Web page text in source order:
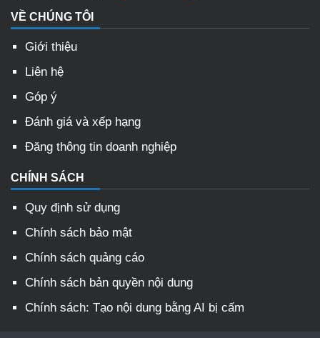
VỀ CHÚNG TÔI
Giới thiệu
Liên hệ
Góp ý
Đánh giá và xếp hạng
Đăng thông tin doanh nghiệp
CHÍNH SÁCH
Quy định sử dụng
Chính sách bảo mật
Chính sách quảng cáo
Chính sách bản quyền nội dung
Chính sách: Tạo nội dung bằng AI bị cấm